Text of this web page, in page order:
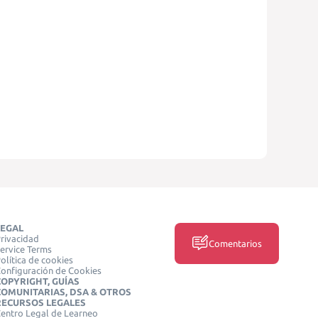
Terms
de cookies
de Cookies
GUÍAS
DSA & OTROS
LEGALES
Legal de Learneo
Comentarios